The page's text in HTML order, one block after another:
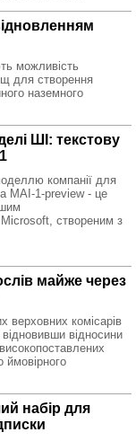
можливість
для створення
наземного
ШІ: текстову
компанії для
MAI-1-preview - це
створеним з
майже через
верховних комісарів
відносини
ймовірного
набір для